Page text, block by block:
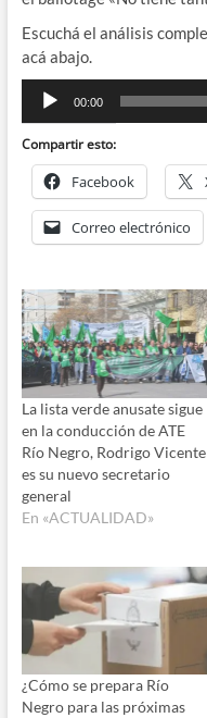
Escuchá el análisis
acá abajo.
Reproductor
audio
00:00
Compartir esto:
Facebook
Correo electrónico
La lista verde anusate sigue
en la conducción de ATE
Río Negro, Rodrigo Vicente
es su nuevo secretario
general
En «ACTUALIDAD»
¿Cómo se prepara Río
Negro para las próximas